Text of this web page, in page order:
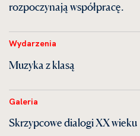
rozpoczynają współpracę.
Wydarzenia
Muzyka z klasą
Galeria
Skrzypcowe dialogi XX wieku